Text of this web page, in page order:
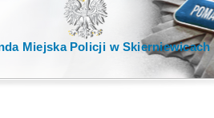
Miejska Policji w Skierniewicach